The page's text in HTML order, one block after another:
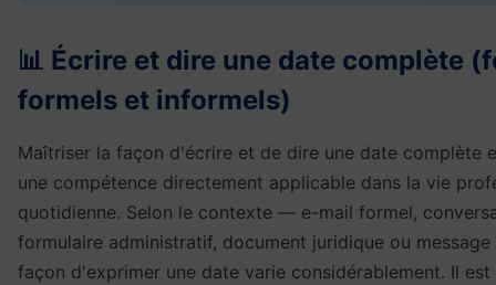
📊 Écrire et dire une date complète
formels et informels)
Maîtriser la façon d'écrire et de dire une date complète
une compétence directement applicable dans la vie
quotidienne. Selon le contexte — e-mail formel,
formulaire administratif, document juridique ou
façon d'exprimer une date varie considérablement. Il